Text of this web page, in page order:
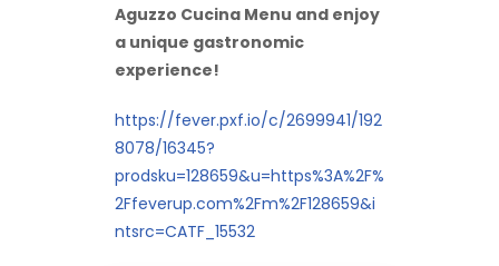
Aguzzo Cucina Menu and enjoy
a unique gastronomic
experience!
https://fever.pxf.io/c/2699941/192
8078/16345?
prodsku=128659&u=https%3A%2F%
2Ffeverup.com%2Fm%2F128659&i
ntsrc=CATF_15532